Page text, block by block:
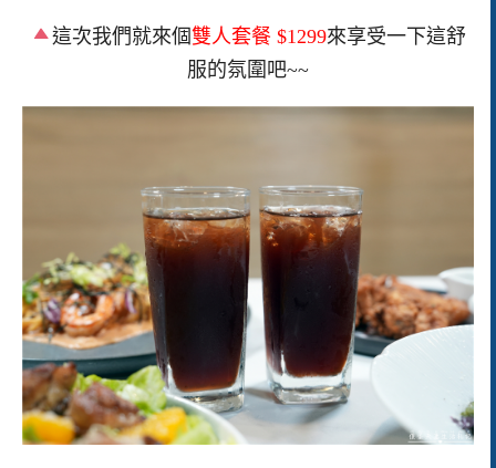
這次我們就來個雙人套餐 $1299來享受一下這舒
服的氛圍吧~~